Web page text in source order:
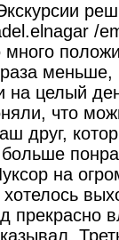
/
меньше,
на целый
что
друг,
больше
на
хотелось